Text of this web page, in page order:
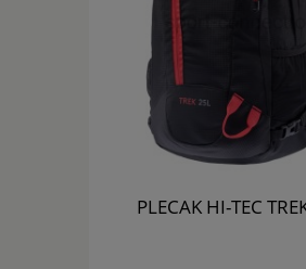
PLECAK HI-TEC